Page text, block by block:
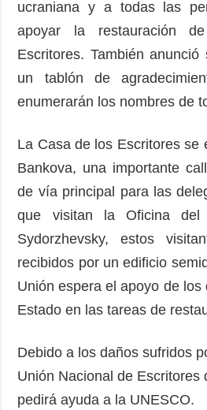
ucraniana y a todas las
apoyar la restauración
Escritores. También
un tablón de
enumerarán los nombres de
La Casa de los Escritores se
Bankova, una importante
de vía principal para las
que visitan la Oficina del
Sydorzhevsky, estos
recibidos por un edificio
Unión espera el apoyo de los
Estado en las tareas de
Debido a los daños sufridos
Unión Nacional de Escritores
pedirá ayuda a la UNESCO.